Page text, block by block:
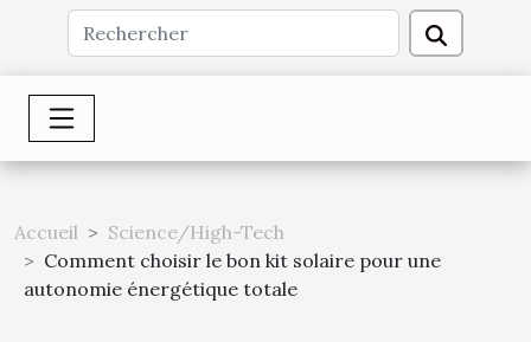
Accueil
Science/High-Tech
Comment choisir le bon kit solaire pour une
autonomie énergétique totale